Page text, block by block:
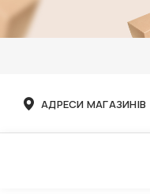
АДРЕСИ МАГАЗИНІВ